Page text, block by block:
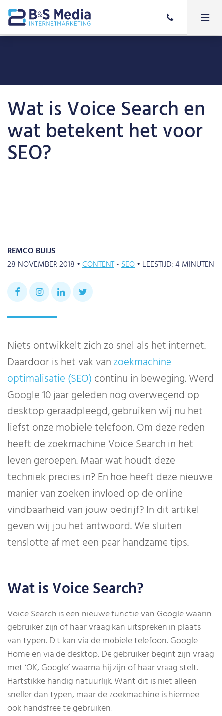
Wat is Voice Search en
wat betekent het voor
SEO?
REMCO BUIJS
28 NOVEMBER 2018 •CONTENT SEO• LEESTIJD:4MINUTEN
Niets ontwikkelt zich zo snel als het internet.
Daardoor is het vak van zoekmachine
optimalisatie (SEO) continu in beweging. Werd
Google 10 jaar geleden nog overwegend op
desktop geraadpleegd, gebruiken wij nu het
liefst onze mobiele telefoon. Om deze reden
heeft de zoekmachine Voice Search in het
leven geroepen. Maar wat houdt deze
techniek precies in? En hoe heeft deze nieuwe
manier van zoeken invloed op de online
vindbaarheid van jouw bedrijf? In dit artikel
geven wij jou het antwoord. We sluiten
tenslotte af met een paar handzame tips.
Wat is Voice Search?
Voice Search is een nieuwe functie van Google waarin
gebruiker zijn of haar vraag kan uitspreken in plaats
van typen. Dit kan via de mobiele telefoon, Google
Home en via de desktop. De gebruiker begint zijn vraag
met ‘OK, Google’ waarna hij zijn of haar vraag stelt.
Hartstikke handig natuurlijk. Want dit is niet alleen
sneller dan typen, maar de zoekmachine is hiermee
ook handsfree te gebruiken.